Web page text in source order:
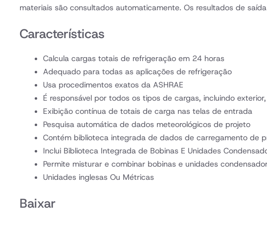
materiais são consultados automaticamente. Os resultados de
Características
Calcula cargas totais de refrigeração em 24 horas
Adequado para todas as aplicações de refrigeração
Usa procedimentos exatos da ASHRAE
É responsável por todos os tipos de cargas, incluindo
Exibição contínua de totais de carga nas telas de entrada
Pesquisa automática de dados meteorológicos de projeto
Contém biblioteca integrada de dados de carregamento de
Inclui Biblioteca Integrada de Bobinas E Unidades
Permite misturar e combinar bobinas e unidades
Unidades inglesas Ou Métricas
Baixar